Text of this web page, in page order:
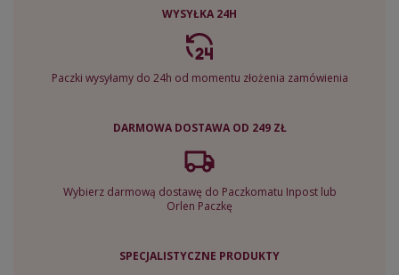
WYSYŁKA 24H
Paczki wysyłamy do 24h od momentu złożenia zamówienia
DARMOWA DOSTAWA OD 249 ZŁ
Wybierz darmową dostawę do Paczkomatu Inpost lub
Orlen Paczkę
SPECJALISTYCZNE PRODUKTY